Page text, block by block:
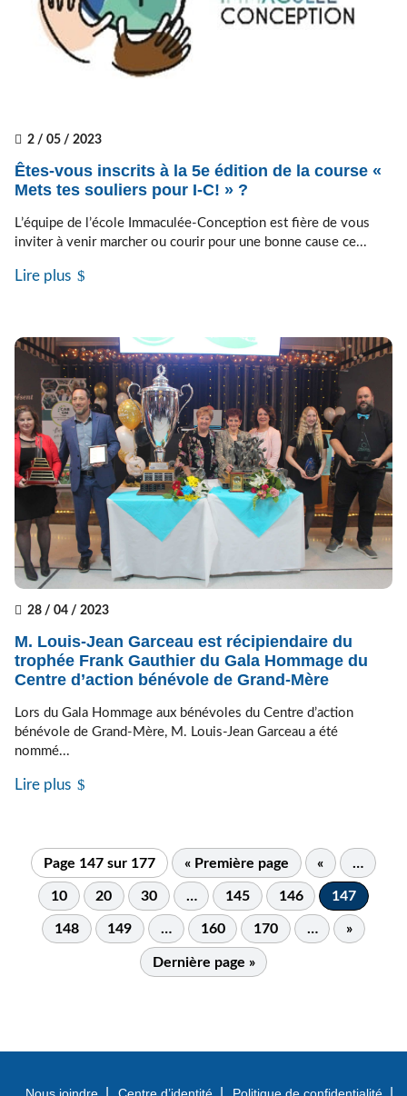
2 / 05 / 2023
Êtes-vous inscrits à la 5e édition de la course «
Mets tes souliers pour I-C! » ?
L’équipe de l’école Immaculée-Conception est fière de vous
inviter à venir marcher ou courir pour une bonne cause ce...
Lire plus
28 / 04 / 2023
M. Louis-Jean Garceau est récipiendaire du
trophée Frank Gauthier du Gala Hommage du
Centre d’action bénévole de Grand-Mère
Lors du Gala Hommage aux bénévoles du Centre d’action
bénévole de Grand-Mère, M. Louis-Jean Garceau a été
nommé...
Lire plus
Page 147 sur 177 « Première page « …
10 20 30 … 145 146 147
148 149 … 160 170 … »
Dernière page »